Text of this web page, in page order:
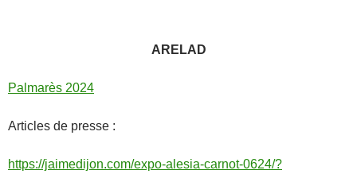
ARELAD
Palmarès 2024
Articles de presse :
https://jaimedijon.com/expo-alesia-carnot-0624/?